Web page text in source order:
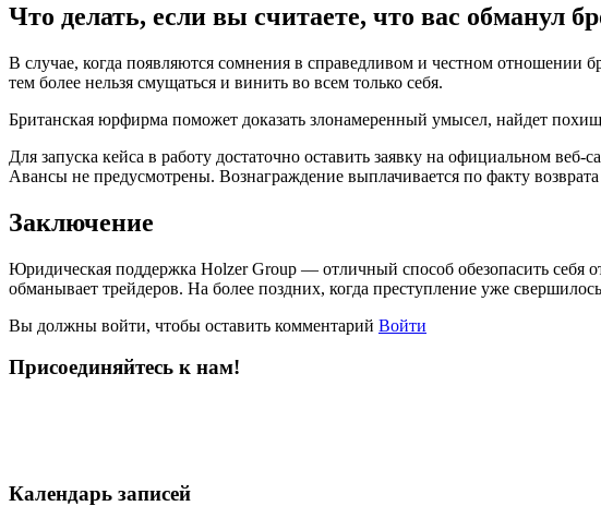
Что делать, если вы считаете, что вас обманул
В случае, когда появляются сомнения в справедливом и честном
тем более нельзя смущаться и винить во всем только себя.
Британская юрфирма поможет доказать злонамеренный умысел, найдет
Для запуска кейса в работу достаточно оставить заявку на официальном
Авансы не предусмотрены. Вознаграждение выплачивается по факту возврата
Заключение
Юридическая поддержка Holzer Group — отличный способ обезопасить себя
обманывает трейдеров. На более поздних, когда преступление уже
Вы должны войти, чтобы оставить комментарий Войти
Присоединяйтесь к нам!
Календарь записей